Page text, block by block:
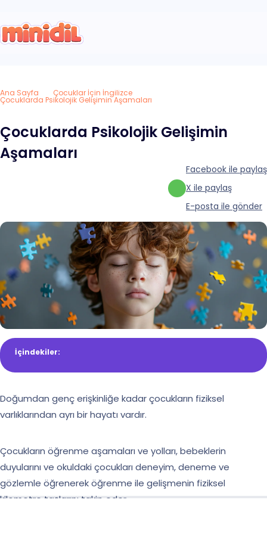
Ana Sayfa Çocuklar İçin İngilizce
Çocuklarda Psikolojik Gelişimin Aşamaları
Çocuklarda Psikolojik Gelişimin
Aşamaları
Facebook ile paylaş
X ile paylaş
E-posta ile gönder
İçindekiler:
Doğumdan genç erişkinliğe kadar çocukların fiziksel
varlıklarından ayrı bir hayatı vardır.
Çocukların öğrenme aşamaları ve yolları, bebeklerin
duyularını ve okuldaki çocukları deneyim, deneme ve
gözlemle öğrenerek öğrenme ile gelişmenin fiziksel
kilometre taşlarını takip eder.